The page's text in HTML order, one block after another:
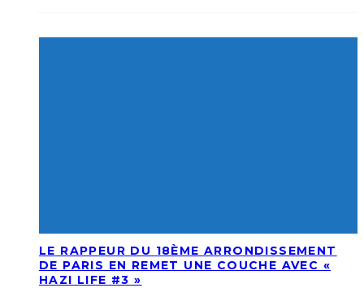
LE RAPPEUR DU 18ÈME ARRONDISSEMENT
DE PARIS EN REMET UNE COUCHE AVEC «
HAZI LIFE #3 »